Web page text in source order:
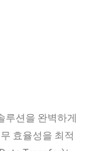
루션을 완벽하게
효율성을 최적